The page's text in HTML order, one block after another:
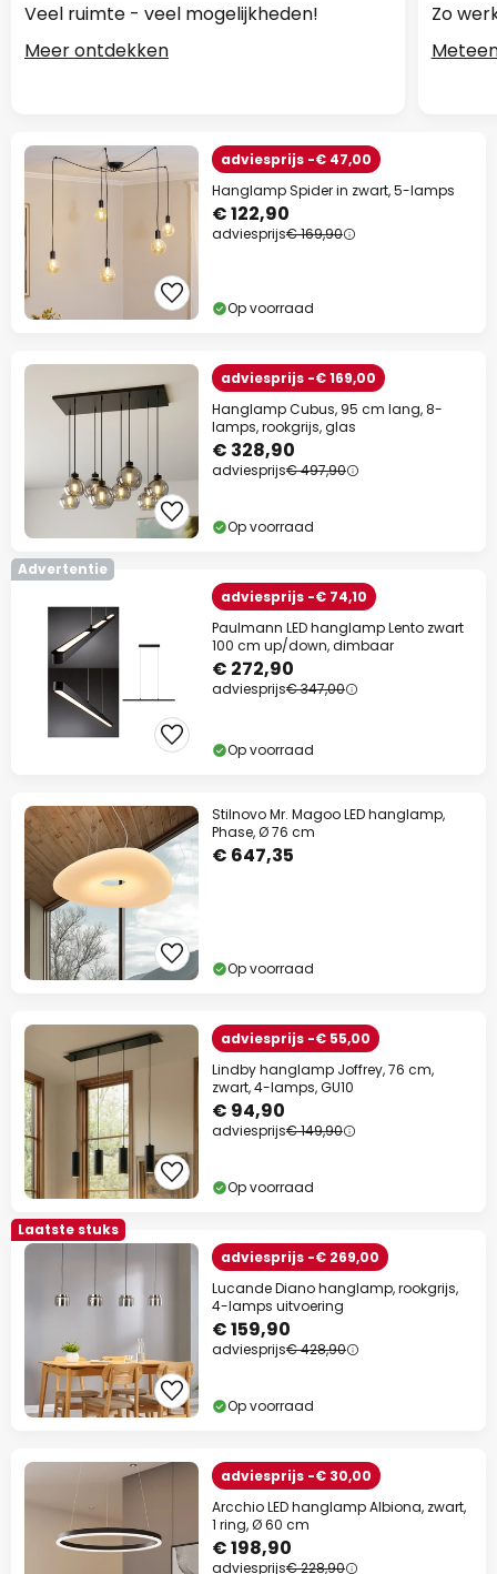
Veel ruimte - veel mogelijkheden!
Meer ontdekken
Zo
adviesprijs -€ 47,00
Hanglamp Spider in zwart, 5-lamps
€ 122,90
adviesprijs€ 169,90
Op voorraad
adviesprijs -€ 169,00
Hanglamp Cubus, 95 cm lang, 8-
lamps, rookgrijs, glas
€ 328,90
adviesprijs€ 497,90
Op voorraad
Advertentie
adviesprijs -€ 74,10
Paulmann LED hanglamp Lento zwart
100 cm up/down, dimbaar
€ 272,90
adviesprijs€ 347,00
Op voorraad
Stilnovo Mr. Magoo LED hanglamp,
Phase, Ø 76 cm
€ 647,35
Op voorraad
adviesprijs -€ 55,00
Lindby hanglamp Joffrey, 76 cm,
zwart, 4-lamps, GU10
€ 94,90
adviesprijs€ 149,90
Op voorraad
Laatste stuks
adviesprijs -€ 269,00
Lucande Diano hanglamp, rookgrijs,
4-lamps uitvoering
€ 159,90
adviesprijs€ 428,90
Op voorraad
adviesprijs -€ 30,00
Arcchio LED hanglamp Albiona, zwart,
1 ring, Ø 60 cm
€ 198,90
adviesprijs€ 228,90